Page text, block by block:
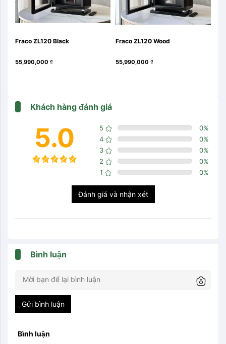
Fraco ZL120 Black
55,990,000 ₫
Fraco ZL120 Wood
55,990,000 ₫
Khách hàng đánh giá
5.0 5 0%
4
0%
3
0%
2
0%
1
0%
Đánh giá và nhận xét
Bình luận
Gửi bình luận
Bình luận